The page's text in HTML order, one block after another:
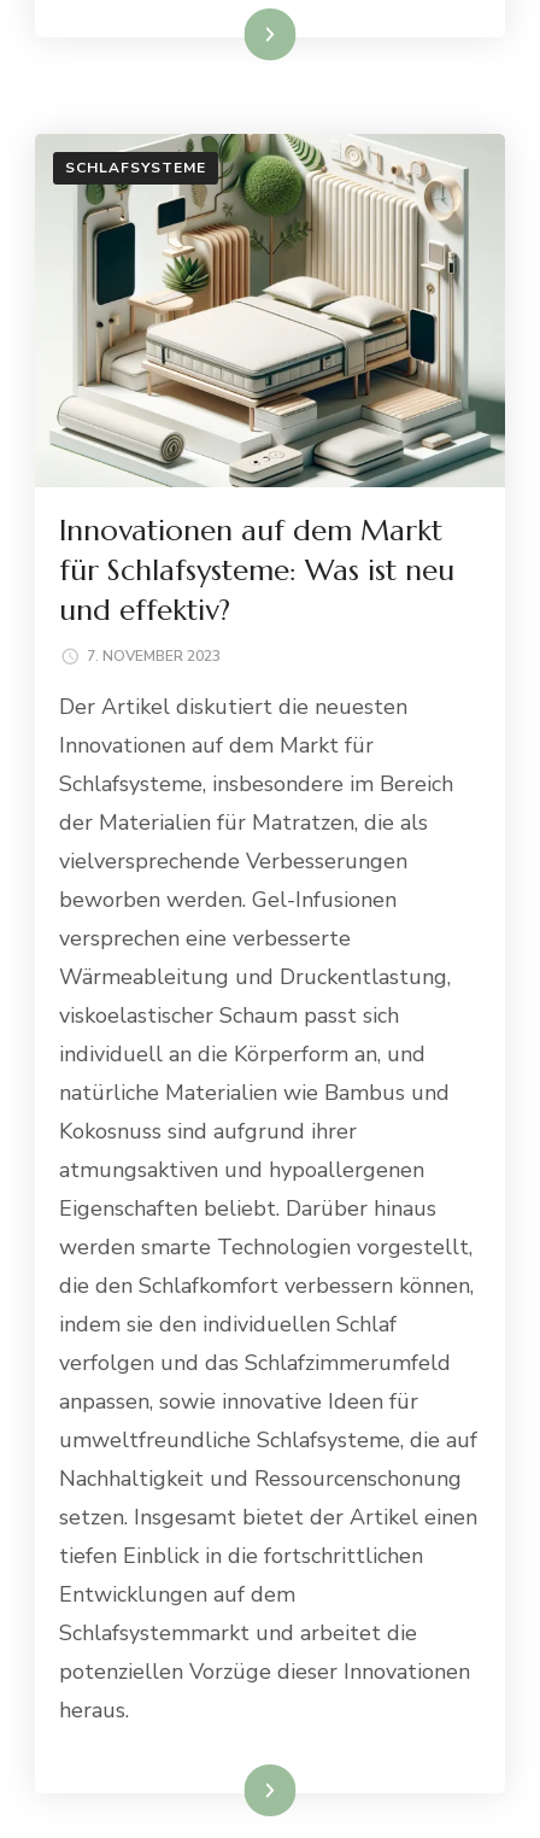
Weiterlesen
SCHLAFSYSTEME
Innovationen auf dem Markt
für Schlafsysteme: Was ist neu
und effektiv?
7. NOVEMBER 2023
Der Artikel diskutiert die neuesten
Innovationen auf dem Markt für
Schlafsysteme, insbesondere im Bereich
der Materialien für Matratzen, die als
vielversprechende Verbesserungen
beworben werden. Gel-Infusionen
versprechen eine verbesserte
Wärmeableitung und Druckentlastung,
viskoelastischer Schaum passt sich
individuell an die Körperform an, und
natürliche Materialien wie Bambus und
Kokosnuss sind aufgrund ihrer
atmungsaktiven und hypoallergenen
Eigenschaften beliebt. Darüber hinaus
werden smarte Technologien vorgestellt,
die den Schlafkomfort verbessern können,
indem sie den individuellen Schlaf
verfolgen und das Schlafzimmerumfeld
anpassen, sowie innovative Ideen für
umweltfreundliche Schlafsysteme, die auf
Nachhaltigkeit und Ressourcenschonung
setzen. Insgesamt bietet der Artikel einen
tiefen Einblick in die fortschrittlichen
Entwicklungen auf dem
Schlafsystemmarkt und arbeitet die
potenziellen Vorzüge dieser Innovationen
heraus.
Weiterlesen